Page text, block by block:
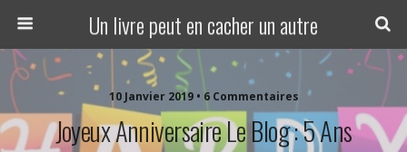
Un livre peut en cacher un autre
10 Janvier 2019 • 6 Commentaires
Joyeux Anniversaire Le Blog : 5 Ans